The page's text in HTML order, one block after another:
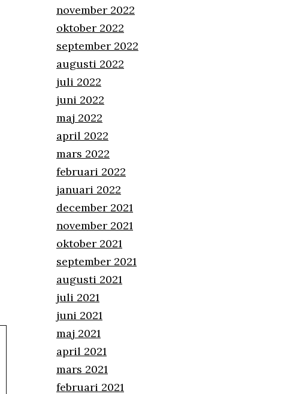
november 2022
oktober 2022
september 2022
augusti 2022
juli 2022
juni 2022
maj 2022
april 2022
mars 2022
februari 2022
januari 2022
december 2021
november 2021
oktober 2021
september 2021
augusti 2021
juli 2021
juni 2021
maj 2021
april 2021
mars 2021
februari 2021